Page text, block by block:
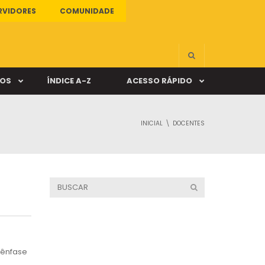
COMUNIDADE
ÍNDICE A-Z ACESSO RÁPIDO
INICIAL DOCENTES